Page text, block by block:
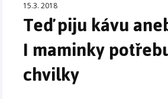
15.3. 2018
Teď piju kávu
I maminky
chvilky